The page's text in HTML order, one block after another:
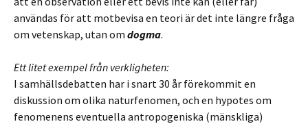
användas för att motbevisa en teori är det inte längre fråga
om vetenskap, utan om dogma.
Ett litet exempel från verkligheten:
I samhällsdebatten har i snart 30 år förekommit en
diskussion om olika naturfenomen, och en hypotes om
fenomenens eventuella antropogeniska (mänskliga)